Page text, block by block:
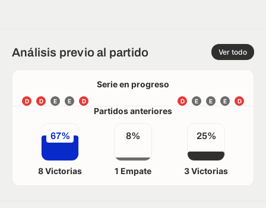
Análisis previo al partido Ver todo
Serie en progreso
D D E E D D
E
E
E
D
Partidos anteriores
67%
8 Victorias
8%
1 Empate
25%
3 Victorias